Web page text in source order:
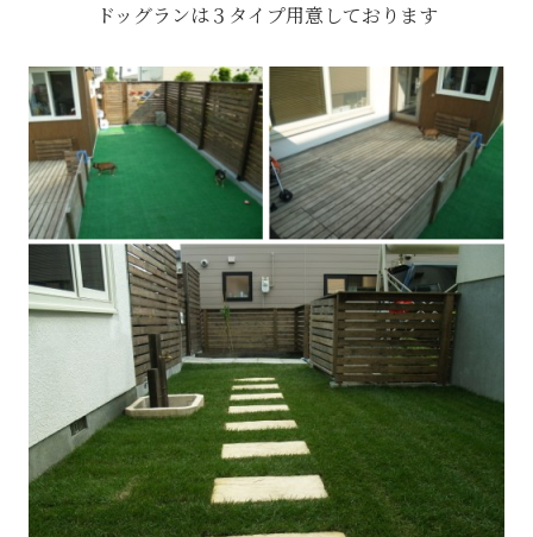
ドッグランは３タイプ用意しております